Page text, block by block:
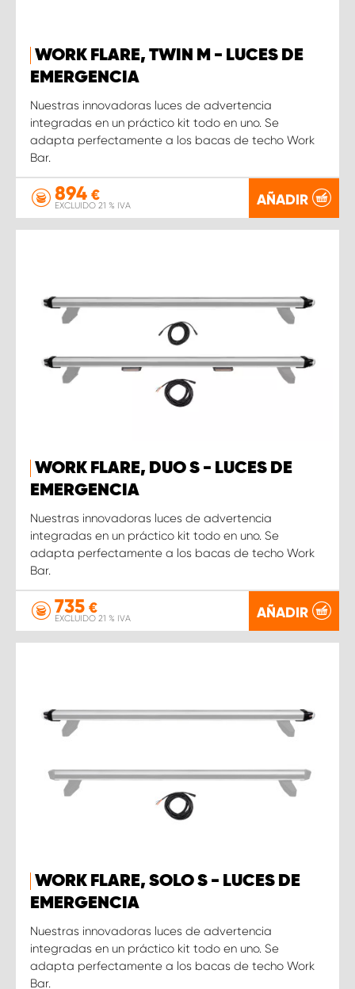
WORK FLARE, TWIN M - LUCES DE
EMERGENCIA
Nuestras innovadoras luces de advertencia
integradas en un práctico kit todo en uno. Se
adapta perfectamente a los bacas de techo Work
Bar.
894 €
EXCLUIDO 21 % IVA AÑADIR
WORK FLARE, DUO S - LUCES DE
EMERGENCIA
Nuestras innovadoras luces de advertencia
integradas en un práctico kit todo en uno. Se
adapta perfectamente a los bacas de techo Work
Bar.
735 €
EXCLUIDO 21 % IVA AÑADIR
WORK FLARE, SOLO S - LUCES DE
EMERGENCIA
Nuestras innovadoras luces de advertencia
integradas en un práctico kit todo en uno. Se
adapta perfectamente a los bacas de techo Work
Bar.